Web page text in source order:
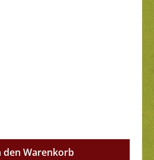
ein oder benutze die
den Warenkorb